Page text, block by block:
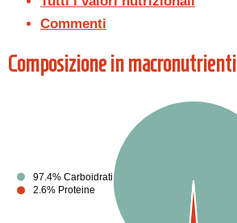
Commenti
Composizione in macronutrienti
97.4% Carboidrati
2.6% Proteine